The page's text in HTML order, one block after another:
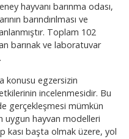
hayvanı barınma odası,
barındırılması ve
Toplam 102
barınak ve laboratuvar
konusu egzersizin
incelenmesidir. Bu
gerçekleşmesi mümkün
uygun hayvan modelleri
kası başta olmak üzere, yol